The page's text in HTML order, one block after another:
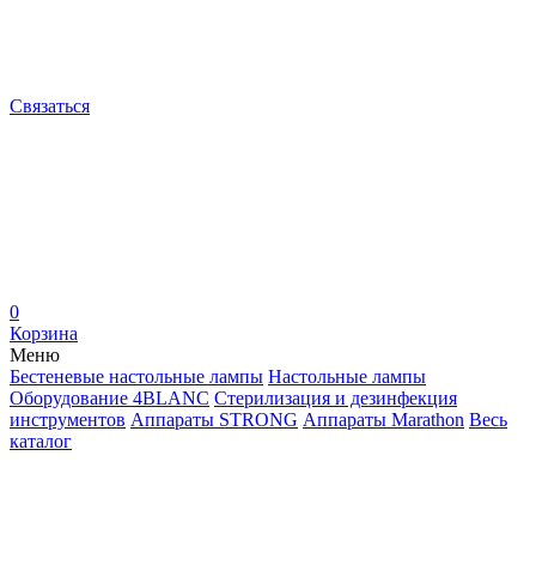
Связаться
0
Корзина
Меню
Бестеневые настольные лампы Настольные лампы
Оборудование 4BLANC Стерилизация и дезинфекция
инструментов Аппараты STRONG Аппараты Marathon Весь
каталог